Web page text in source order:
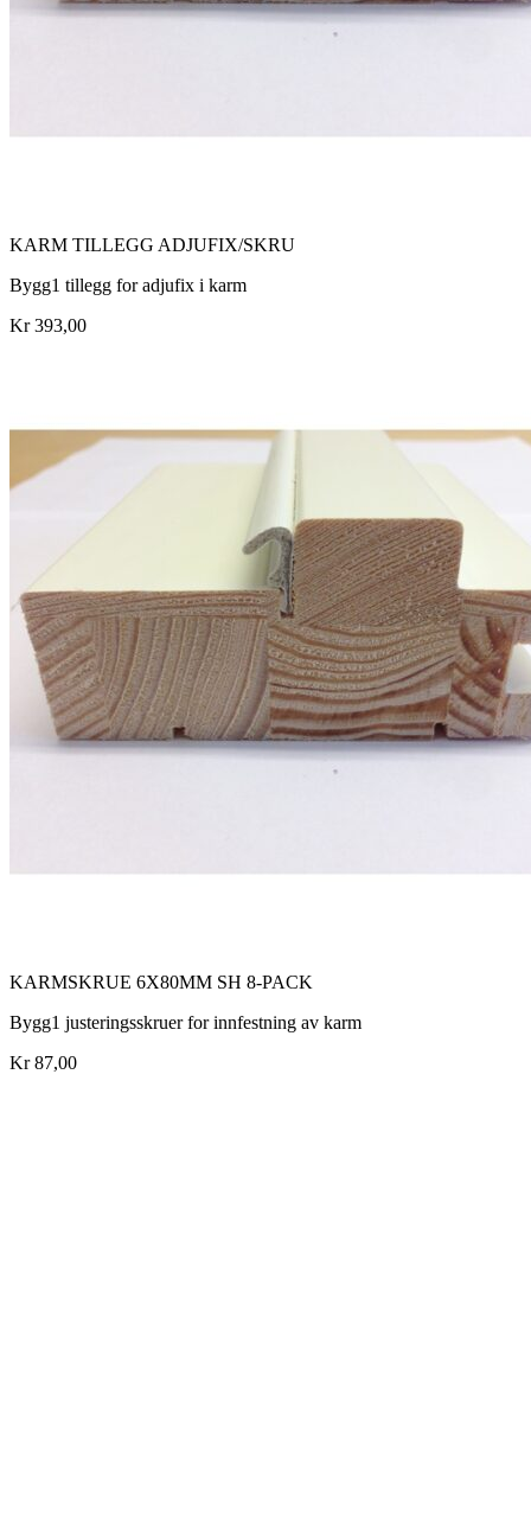
KARM TILLEGG ADJUFIX/SKRU
Bygg1 tillegg for adjufix i karm
Kr 393,00
KARMSKRUE 6X80MM SH 8-PACK
Bygg1 justeringsskruer for innfestning av karm
Kr 87,00